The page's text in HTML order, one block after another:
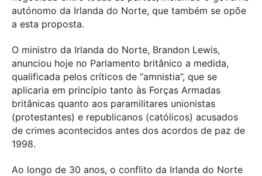
autónomo da Irlanda do Norte, que também se opõe
a esta proposta.
O ministro da Irlanda do Norte, Brandon Lewis,
anunciou hoje no Parlamento britânico a medida,
qualificada pelos críticos de “amnistia”, que se
aplicaria em princípio tanto às Forças Armadas
britânicas quanto aos paramilitares unionistas
(protestantes) e republicanos (católicos) acusados
de crimes acontecidos antes dos acordos de paz de
1998.
Ao longo de 30 anos, o conflito da Irlanda do Norte